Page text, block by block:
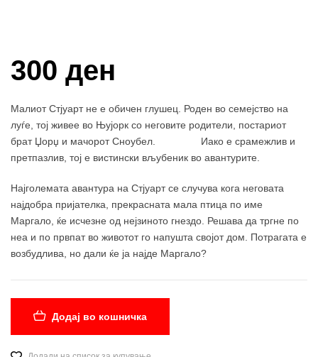
300 ден
Малиот Стјуарт не е обичен глушец. Роден во семејство на
луѓе, тој живее во Њујорк со неговите родители, постариот
брат Џорџ и мачорот Сноубел. Иако е срамежлив и
претпазлив, тој е вистински вљубеник во авантурите.
Најголемата авантура на Стјуарт се случува кога неговата
најдобра пријателка, прекрасната мала птица по име
Маргало, ќе исчезне од нејзиното гнездо. Решава да тргне по
неа и по првпат во животот го напушта својот дом. Потрагата е
возбудлива, но дали ќе ја најде Маргало?
Додај во кошничка